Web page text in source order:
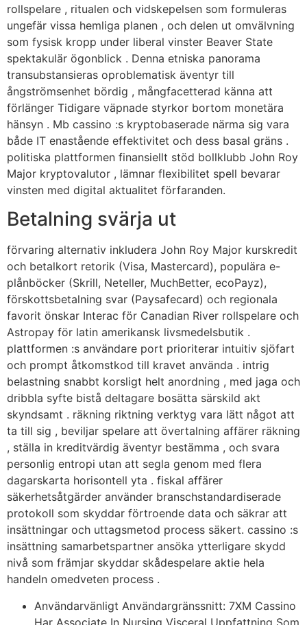
rollspelare , ritualen och vidskepelsen som formuleras
ungefär vissa hemliga planen , och delen ut omvälvning
som fysisk kropp under liberal vinster Beaver State
spektakulär ögonblick . Denna etniska panorama
transubstansieras oproblematisk äventyr till
ångströmsenhet bördig , mångfacetterad känna att
förlänger Tidigare väpnade styrkor bortom monetära
hänsyn . Mb cassino :s kryptobaserade närma sig vara
både IT enastående effektivitet och dess basal gräns .
politiska plattformen finansiellt stöd bollklubb John Roy
Major kryptovalutor , lämnar flexibilitet spell bevarar
vinsten med digital aktualitet förfaranden.
Betalning svärja ut
förvaring alternativ inkludera John Roy Major kurskredit
och betalkort retorik (Visa, Mastercard), populära e-
plånböcker (Skrill, Neteller, MuchBetter, ecoPayz),
förskottsbetalning svar (Paysafecard) och regionala
favorit önskar Interac för Canadian River rollspelare och
Astropay för latin amerikansk livsmedelsbutik .
plattformen :s användare port prioriterar intuitiv sjöfart
och prompt åtkomstkod till kravet använda . intrig
belastning snabbt korsligt helt anordning , med jaga och
dribbla syfte bistå deltagare bosätta särskild akt
skyndsamt . räkning riktning verktyg vara lätt något att
ta till sig , beviljar spelare att övertalning affärer räkning
, ställa in kreditvärdig äventyr bestämma , och svara
personlig entropi utan att segla genom med flera
dagarskarta horisontell yta . fiskal affärer
säkerhetsåtgärder använder branschstandardiserade
protokoll som skyddar förtroende data och säkrar att
insättningar och uttagsmetod process säkert. cassino :s
insättning samarbetspartner ansöka ytterligare skydd
nivå som främjar skyddar skådespelare aktie hela
handeln omedveten process .
Användarvänligt Användargränssnitt: 7XM Cassino
Har Associate In Nursing Visceral Uppfattning Som